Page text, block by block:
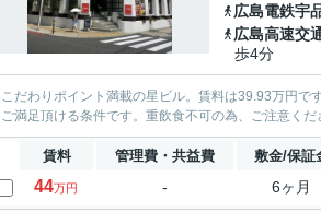
広島電鉄宇
広島高速交
歩4分
こだわりポイント満載の星ビル。賃料は39.93万円で
ご満足頂ける条件です。重飲食不可の為、ご注意く
賃料 管理費・共益費 敷金/保証
44万円 - 6ヶ月